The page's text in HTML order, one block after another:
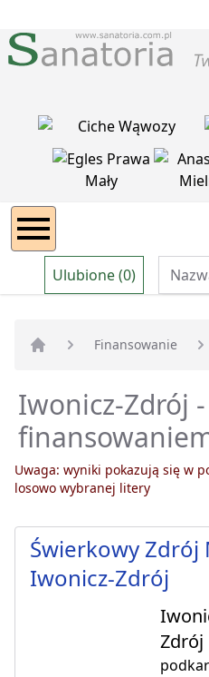
Ulubione (0)
Finansowanie
Iwonicz-Zdrój
Uwaga: wyniki pokazują się w
losowo wybranej litery
Świerkowy Zdrój
Iwonicz-Zdrój
Zdrój